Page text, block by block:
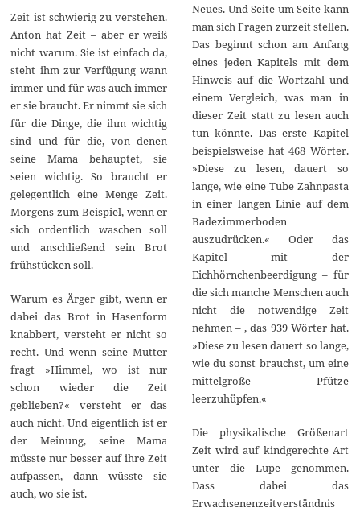
Zeit ist schwierig zu verstehen.
Anton hat Zeit – aber er weiß
nicht warum. Sie ist einfach da,
steht ihm zur Verfügung wann
immer und für was auch immer
er sie braucht. Er nimmt sie sich
für die Dinge, die ihm wichtig
sind und für die, von denen
seine Mama behauptet, sie
seien wichtig. So braucht er
gelegentlich eine Menge Zeit.
Morgens zum Beispiel, wenn er
sich ordentlich waschen soll
und anschließend sein Brot
frühstücken soll.
Warum es Ärger gibt, wenn er
dabei das Brot in Hasenform
knabbert, versteht er nicht so
recht. Und wenn seine Mutter
fragt »Himmel, wo ist nur
schon wieder die Zeit
geblieben?« versteht er das
auch nicht. Und eigentlich ist er
der Meinung, seine Mama
müsste nur besser auf ihre Zeit
aufpassen, dann wüsste sie
auch, wo sie ist.
Neues. Und Seite um Seite kann
man sich Fragen zurzeit stellen.
Das beginnt schon am Anfang
eines jeden Kapitels mit dem
Hinweis auf die Wortzahl und
einem Vergleich, was man in
dieser Zeit statt zu lesen auch
tun könnte. Das erste Kapitel
beispielsweise hat 468 Wörter.
»Diese zu lesen, dauert so
lange, wie eine Tube Zahnpasta
in einer langen Linie auf dem
Badezimmerboden
auszudrücken.« Oder das
Kapitel mit der
Eichhörnchenbeerdigung – für
die sich manche Menschen auch
nicht die notwendige Zeit
nehmen – , das 939 Wörter hat.
»Diese zu lesen dauert so lange,
wie du sonst brauchst, um eine
mittelgroße Pfütze
leerzuhüpfen.«
Die physikalische Größenart
Zeit wird auf kindgerechte Art
unter die Lupe genommen.
Dass dabei das
Erwachsenenzeitverständnis